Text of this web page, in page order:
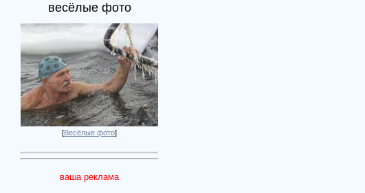
весёлые фото
[Весёлые фото]
ваша реклама